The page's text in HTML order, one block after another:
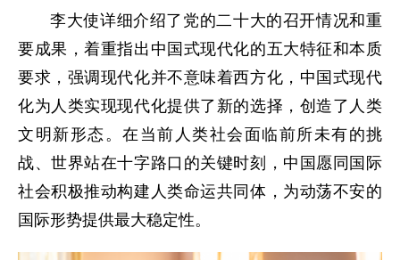
李大使详细介绍了党的二十大的召开情况和重
要成果，着重指出中国式现代化的五大特征和本质
要求，强调现代化并不意味着西方化，中国式现代
化为人类实现现代化提供了新的选择，创造了人类
文明新形态。在当前人类社会面临前所未有的挑
战、世界站在十字路口的关键时刻，中国愿同国际
社会积极推动构建人类命运共同体，为动荡不安的
国际形势提供最大稳定性。